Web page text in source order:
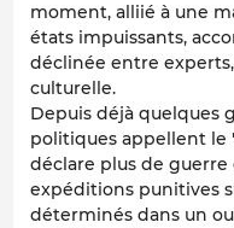
moment, alliié à une
états impuissants,
déclinée entre
culturelle.
Depuis déjà quelques
politiques appellent le
déclare plus de
expéditions punitives
déterminés dans un